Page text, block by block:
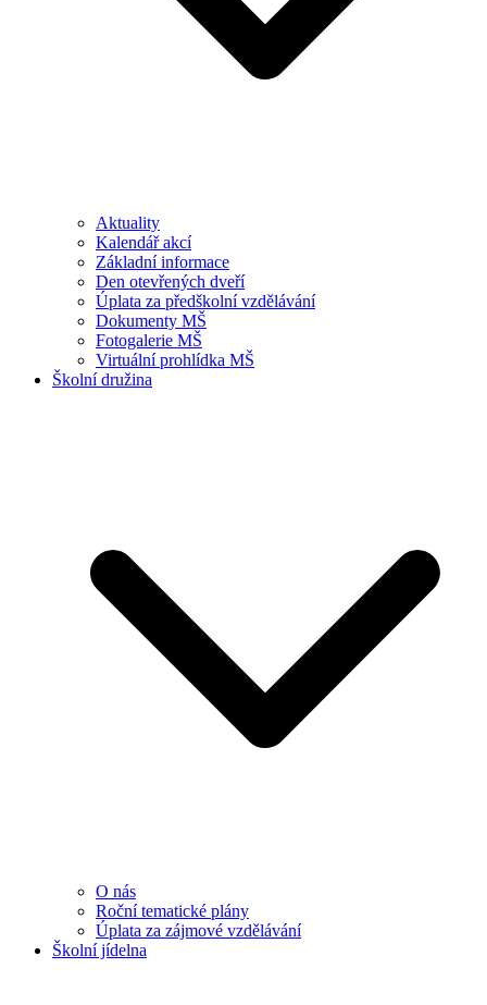
Aktuality
Kalendář akcí
Základní informace
Den otevřených dveří
Úplata za předškolní vzdělávání
Dokumenty MŠ
Fotogalerie MŠ
Virtuální prohlídka MŠ
Školní družina
O nás
Roční tematické plány
Úplata za zájmové vzdělávání
Školní jídelna